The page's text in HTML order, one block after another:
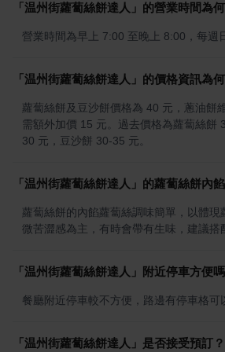
「温州街蘿蔔絲餅達人」的營業時間為
營業時間為早上 7:00 至晚上 8:00，每週
「温州街蘿蔔絲餅達人」的價格資訊為
蘿蔔絲餅及豆沙餅價格為 40 元，蔥油餅
需額外加價 15 元。過去價格為蘿蔔絲餅
30 元，豆沙餅 30-35 元。
「温州街蘿蔔絲餅達人」的蘿蔔絲餅內
蘿蔔絲餅的內餡蘿蔔絲調味簡單，以體
微苦澀感為主，有時會帶有生味，建議搭
「温州街蘿蔔絲餅達人」附近停車方便
餐廳附近停車較不方便，路邊有停車格可
「温州街蘿蔔絲餅達人」是否接受預訂